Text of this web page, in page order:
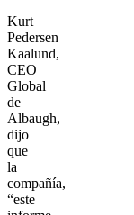
Kurt
Pedersen
Kaalund,
CEO
Global
de
Albaugh,
dijo
que
la
compañía,
“este